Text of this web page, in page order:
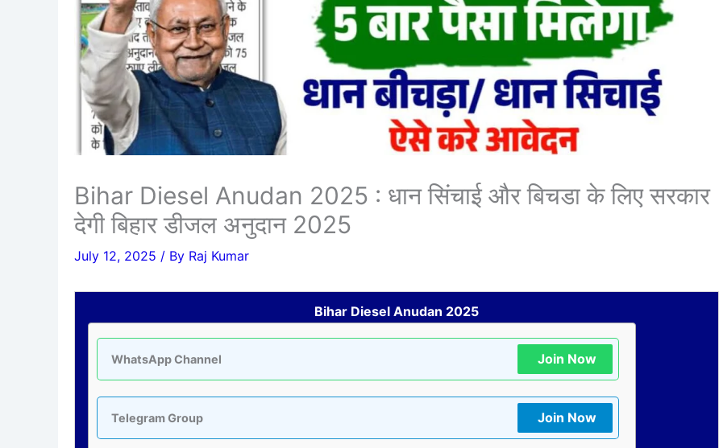
Bihar Diesel Anudan 2025 : धान सिंचाई और बिचडा के लिए सरकार
देगी बिहार डीजल अनुदान 2025
July 12, 2025 / By Raj Kumar
Bihar Diesel Anudan 2025
WhatsApp Channel Join Now
Telegram Group Join Now